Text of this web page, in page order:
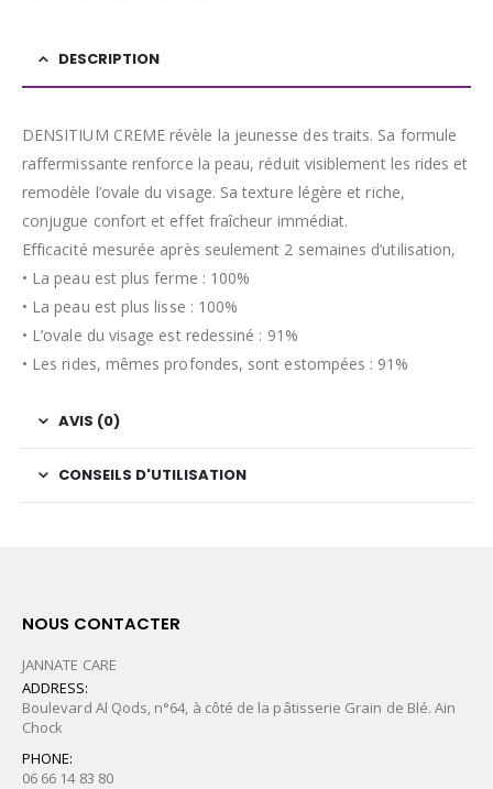
DESCRIPTION
DENSITIUM CREME révèle la jeunesse des traits. Sa formule
raffermissante renforce la peau, réduit visiblement les rides et
remodèle l’ovale du visage. Sa texture légère et riche,
conjugue confort et effet fraîcheur immédiat.
Efficacité mesurée après seulement 2 semaines d’utilisation,
• La peau est plus ferme : 100%
• La peau est plus lisse : 100%
• L’ovale du visage est redessiné : 91%
• Les rides, mêmes profondes, sont estompées : 91%
AVIS (0)
CONSEILS D'UTILISATION
NOUS CONTACTER
JANNATE CARE
ADDRESS:
Boulevard Al Qods, n°64, à côté de la pâtisserie Grain de Blé. Ain
Chock
PHONE:
06 66 14 83 80